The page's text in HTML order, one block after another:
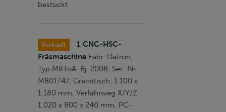
bestückt
Verkauft
1 CNC-HSC-
Fräsmaschine Fabr. Datron,
Typ M8ToA, Bj. 2008, Ser.-Nr.
M801747, Granittisch, 1.100 x
1.180 mm, Verfahrweg X/Y/Z
1.020 x 800 x 240 mm, PC-